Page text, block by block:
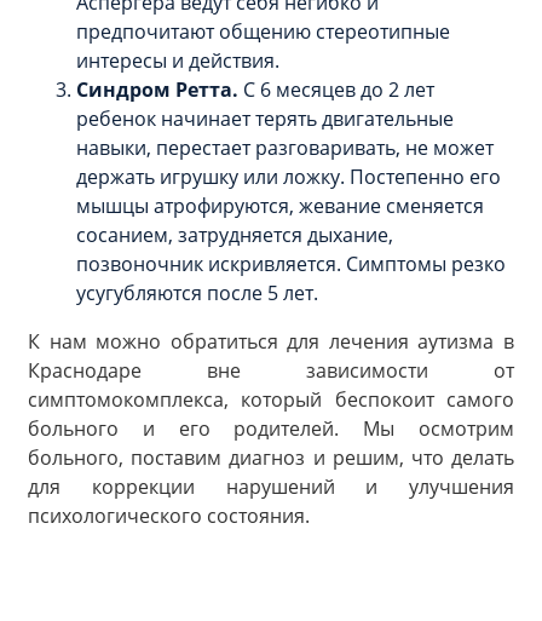
предпочитают общению стереотипные
интересы и действия.
Синдром Ретта. С 6 месяцев до 2 лет
ребенок начинает терять двигательные
навыки, перестает разговаривать, не может
держать игрушку или ложку. Постепенно его
мышцы атрофируются, жевание сменяется
сосанием, затрудняется дыхание,
позвоночник искривляется. Симптомы резко
усугубляются после 5 лет.
К нам можно обратиться для лечения аутизма в
Краснодаре вне зависимости от
симптомокомплекса, который беспокоит самого
больного и его родителей. Мы осмотрим
больного, поставим диагноз и решим, что делать
для коррекции нарушений и улучшения
психологического состояния.